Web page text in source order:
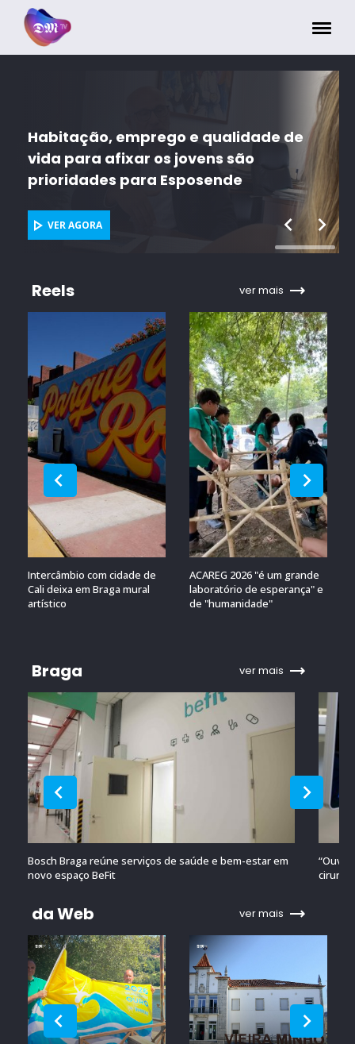
de
Intercâmbio com cidade de Cali
em Braga mural artístico
Reels ver mais
Intercâmbio com cidade de
Cali deixa em Braga mural
artístico
ACAREG 2026 "é um grande
laboratório de esperança" e
de "humanidade"
Braga ver mais
Bosch Braga reúne serviços de saúde e bem-estar em
novo espaço BeFit
da Web ver mais
Painel de Gerenciamento de Cookies